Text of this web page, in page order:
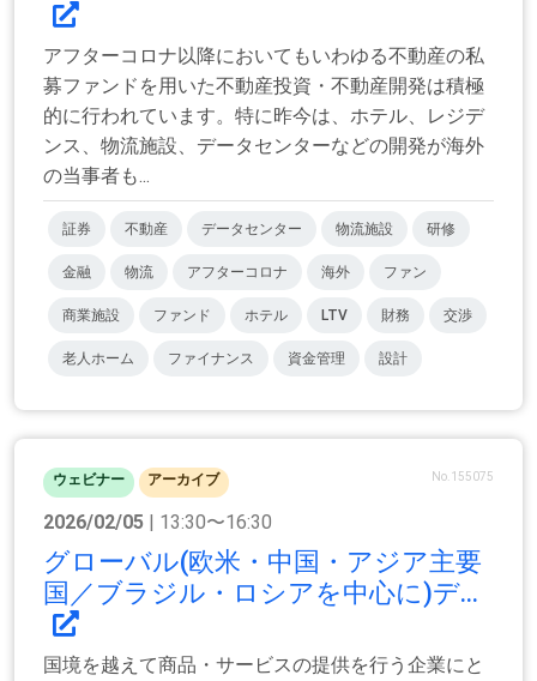
アフターコロナ以降においてもいわゆる不動産の私
募ファンドを用いた不動産投資・不動産開発は積極
的に行われています。特に昨今は、ホテル、レジデ
ンス、物流施設、データセンターなどの開発が海外
の当事者も...
証券 不動産 データセンター 物流施設 研修
金融 物流 アフターコロナ 海外 ファン
商業施設 ファンド ホテル LTV 財務 交渉
老人ホーム ファイナンス 資金管理 設計
ウェビナー アーカイブ No.155075
2026/02/05 | 13:30〜16:30
グローバル(欧米・中国・アジア主要
国／ブラジル・ロシアを中心に)デ...
国境を越えて商品・サービスの提供を行う企業にと